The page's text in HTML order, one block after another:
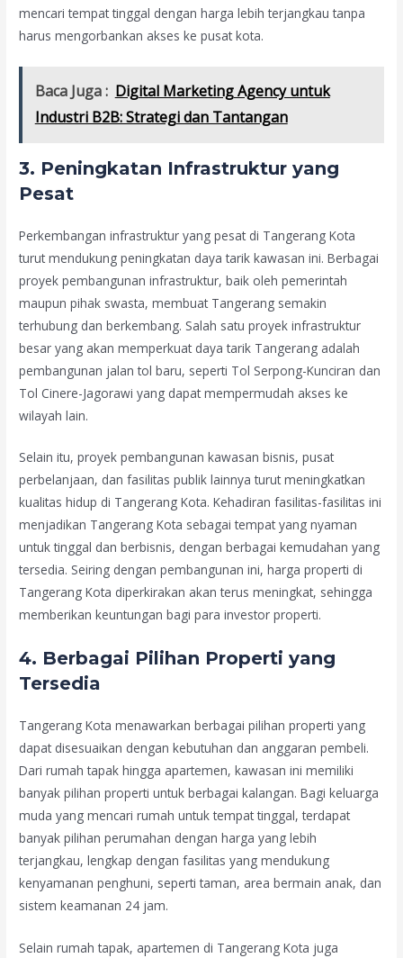
mencari tempat tinggal dengan harga lebih terjangkau tanpa
harus mengorbankan akses ke pusat kota.
Baca Juga : Digital Marketing Agency untuk
Industri B2B: Strategi dan Tantangan
3. Peningkatan Infrastruktur yang
Pesat
Perkembangan infrastruktur yang pesat di Tangerang Kota
turut mendukung peningkatan daya tarik kawasan ini. Berbagai
proyek pembangunan infrastruktur, baik oleh pemerintah
maupun pihak swasta, membuat Tangerang semakin
terhubung dan berkembang. Salah satu proyek infrastruktur
besar yang akan memperkuat daya tarik Tangerang adalah
pembangunan jalan tol baru, seperti Tol Serpong-Kunciran dan
Tol Cinere-Jagorawi yang dapat mempermudah akses ke
wilayah lain.
Selain itu, proyek pembangunan kawasan bisnis, pusat
perbelanjaan, dan fasilitas publik lainnya turut meningkatkan
kualitas hidup di Tangerang Kota. Kehadiran fasilitas-fasilitas ini
menjadikan Tangerang Kota sebagai tempat yang nyaman
untuk tinggal dan berbisnis, dengan berbagai kemudahan yang
tersedia. Seiring dengan pembangunan ini, harga properti di
Tangerang Kota diperkirakan akan terus meningkat, sehingga
memberikan keuntungan bagi para investor properti.
4. Berbagai Pilihan Properti yang
Tersedia
Tangerang Kota menawarkan berbagai pilihan properti yang
dapat disesuaikan dengan kebutuhan dan anggaran pembeli.
Dari rumah tapak hingga apartemen, kawasan ini memiliki
banyak pilihan properti untuk berbagai kalangan. Bagi keluarga
muda yang mencari rumah untuk tempat tinggal, terdapat
banyak pilihan perumahan dengan harga yang lebih
terjangkau, lengkap dengan fasilitas yang mendukung
kenyamanan penghuni, seperti taman, area bermain anak, dan
sistem keamanan 24 jam.
Selain rumah tapak, apartemen di Tangerang Kota juga